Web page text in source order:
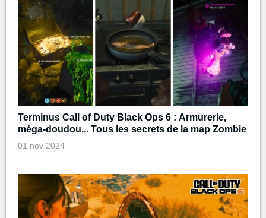
Terminus Call of Duty Black Ops 6 : Armurerie,
méga-doudou... Tous les secrets de la map Zombie
01 nov 2024